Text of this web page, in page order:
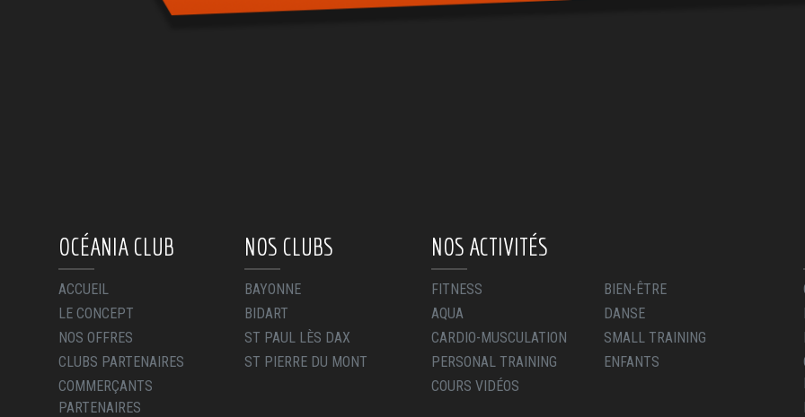
OCÉANIA CLUB
ACCUEIL
LE CONCEPT
NOS OFFRES
CLUBS PARTENAIRES
COMMERÇANTS
PARTENAIRES
NOS CLUBS
BAYONNE
BIDART
ST PAUL LÈS DAX
ST PIERRE DU MONT
NOS ACTIVITÉS
FITNESS
BIEN-ÊTRE
AQUA
DANSE
CARDIO-MUSCULATION
SMALL TRAINING
PERSONAL TRAINING
ENFANTS
COURS VIDÉOS